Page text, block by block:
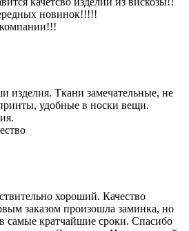
новинок!!!!!
изделия. Ткани замечательные, не
удобные в носки вещи.
хороший. Качество
заказом произошла заминка, но
самые кратчайшие сроки. Спасибо